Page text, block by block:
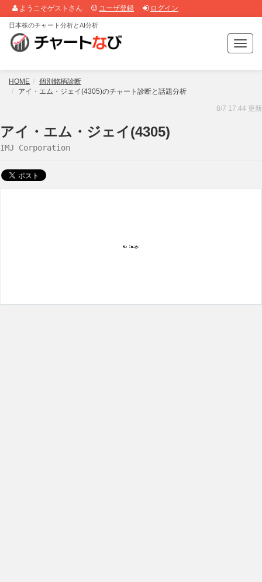
ようこそゲストさん ユーザ登録 ログイン
T
o
g
日本株のチャート分析とAI分析
HOME
個別銘柄診断
アイ・エム・ジェイ(4305)のチャート診断と話題分析
8/7 17:44 更新
アイ・エム・ジェイ(4305)
IMJ Corporation